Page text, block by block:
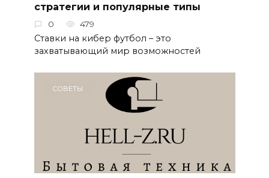
стратегии и популярные типы
0 479
Ставки на кибер футбол – это
захватывающий мир возможностей
СОВЕТЫ